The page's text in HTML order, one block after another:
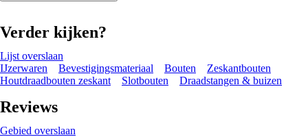
Verder kijken?
Lijst overslaan
IJzerwaren
Bevestigingsmateriaal Bouten
Zeskantbouten
Houtdraadbouten zeskant
Slotbouten Draadstangen & buizen
Reviews
Gebied overslaan